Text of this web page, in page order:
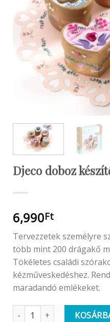
Djeco doboz
6,990Ft
Tervezzetek személyre
több mint 200 drágakő
Tökéletes családi
kézműveskedéshez.
maradandó emlékeket.
Djeco doboz készítő |